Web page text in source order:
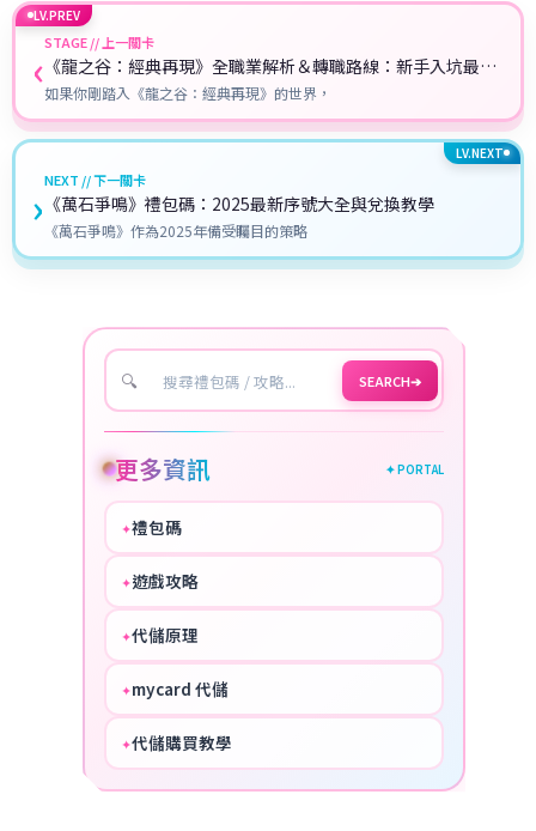
LV.PREV
‹STAGE // 上一關卡
《龍之谷：經典再現》全職業解析＆轉職路線：新手入坑最強
職業推薦攻略！
如果你剛踏入《龍之谷：經典再現》的世界，
LV.NEXT
NEXT // 下一關卡
《萬石爭鳴》禮包碼：2025最新序號大全與兌換教學
《萬石爭鳴》作為2025年備受矚目的策略
›
🔍 SEARCH➔
更多資訊 ✦ PORTAL
✦禮包碼
✦遊戲攻略
✦代儲原理
✦mycard 代儲
✦代儲購買教學